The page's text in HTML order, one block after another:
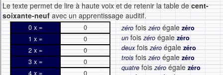
Le texte permet de lire à haute voix et de retenir la table decent-
soixante-neuf avec un apprentissage auditif.
0 x =
0
1 x =
0
2 x =
0
3 x =
0
4 x =
0
zéro foiszéro égale zéro
unfoiszéroégalezéro
deuxfoiszéroégalezéro
trois foiszéro égale zéro
quatrefoiszéroégalezéro